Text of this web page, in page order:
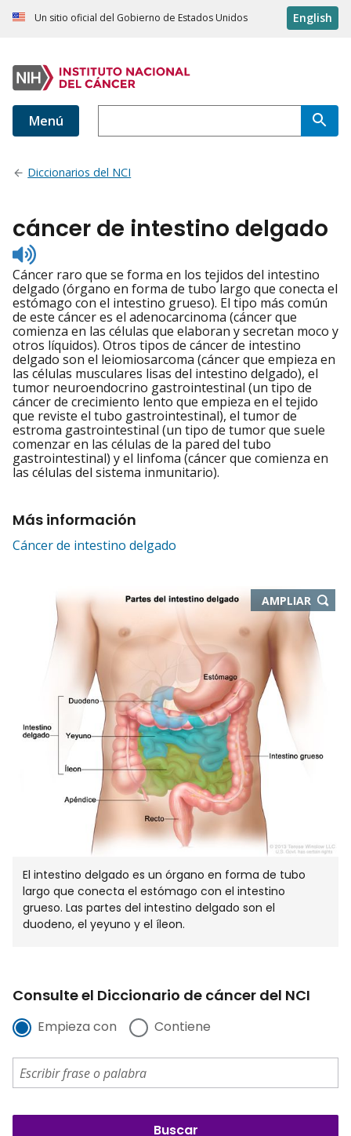
Un sitio oficial del Gobierno de Estados Unidos English
Menú
Diccionarios del NCI
cáncer de intestino delgado
Listen
to
pronunciation
Cáncer raro que se forma en los tejidos del intestino
delgado (órgano en forma de tubo largo que conecta el
estómago con el intestino grueso). El tipo más común
de este cáncer es el adenocarcinoma (cáncer que
comienza en las células que elaboran y secretan moco y
otros líquidos). Otros tipos de cáncer de intestino
delgado son el leiomiosarcoma (cáncer que empieza en
las células musculares lisas del intestino delgado), el
tumor neuroendocrino gastrointestinal (un tipo de
cáncer de crecimiento lento que empieza en el tejido
que reviste el tubo gastrointestinal), el tumor de
estroma gastrointestinal (un tipo de tumor que suele
comenzar en las células de la pared del tubo
gastrointestinal) y el linfoma (cáncer que comienza en
las células del sistema inmunitario).
Más información
Cáncer de intestino delgado
AMPLIAR-
ABRE
EN
NUEVA
El intestino delgado es un órgano en forma de tubo
largo que conecta el estómago con el intestino
grueso. Las partes del intestino delgado son el
duodeno, el yeyuno y el íleon.
Consulte el Diccionario de cáncer del NCI
Empieza con Contiene